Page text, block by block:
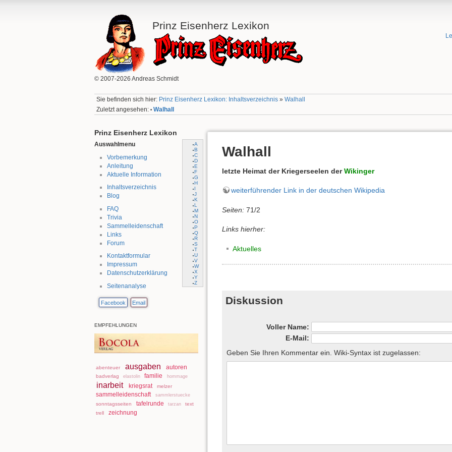
Prinz Eisenherz Lexikon
© 2007-2026 Andreas Schmidt
Sie befinden sich hier: Prinz Eisenherz Lexikon: Inhaltsverzeichnis »Walhall
Zuletzt angesehen: • Walhall
Prinz Eisenherz Lexikon
Auswahlmenu
A
B
C
D
E
F
G
H
I
J
K
L
M
N
O
P
Q
R
S
T
U
V
W
X
Y
Z
Vorbemerkung
Anleitung
Aktuelle Information
Inhaltsverzeichnis
Blog
FAQ
Trivia
Sammelleidenschaft
Links
Forum
Kontaktformular
Impressum
Datenschutzerklärung
Seitenanalyse
Facebook Email
EMPFEHLUNGEN
abenteuer ausgaben autoren
badverlag elastolin familie hommage
inarbeit kriegsrat melzer
sammelleidenschaft sammlerstuecke
sonntagsseiten tafelrunde tarzan
text
trell
zeichnung
Walhall
letzte Heimat der Kriegerseelen derWikinger
weiterführender Link in der deutschen Wikipedia
Seiten: 71/2
Links hierher:
Aktuelles
Diskussion
Voller Name:
E-Mail:
Geben Sie Ihren Kommentar ein. Wiki-Syntax ist zugelassen: